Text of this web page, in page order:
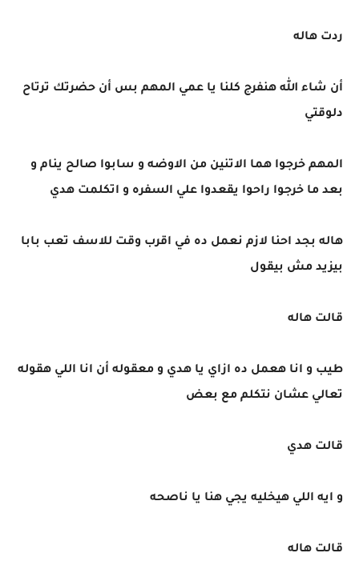
ردت هاله
أن شاء الله هنفرج كلنا يا عمي المهم بس أن حضرتك ترتاح
دلوقتي
المهم خرجوا هما الاتنين من الاوضه و سابوا صالح ينام و
بعد ما خرجوا راحوا يقعدوا علي السفره و اتكلمت هدي
هاله بجد احنا لازم نعمل ده في اقرب وقت للاسف تعب بابا
بيزيد مش بيقول
قالت هاله
طيب و انا هعمل ده ازاي يا هدي و معقوله أن انا اللي هقوله
تعالي عشان نتكلم مع بعض
قالت هدي
و ايه اللي هيخليه يجي هنا يا ناصحه
قالت هاله